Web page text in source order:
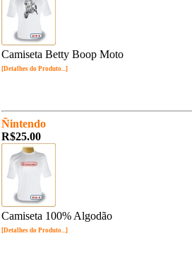
Camiseta Betty Boop Moto
[Detalhes do Produto...]
Ñintendo
R$25.00
Camiseta 100% Algodão
[Detalhes do Produto...]